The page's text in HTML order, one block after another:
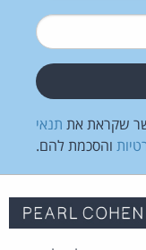
שקראת את תנאי
והסכמת להם.